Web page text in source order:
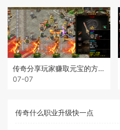
传奇分享玩家赚取元宝的方法
07-07
传奇什么职业升级快一点